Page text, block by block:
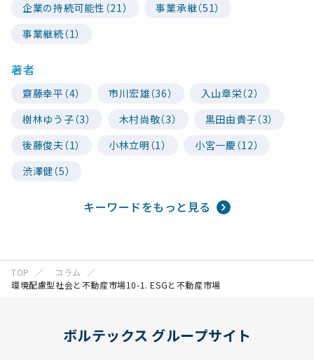
企業の持続可能性（21）
事業承継（51）
事業継続（1）
著者
齋藤幸平（4） 市川宏雄（36）
入山章栄（2）
樹林ゆう子（3）
木村尚敬（3）
黒田由貴子（3）
後藤俊夫（1）
小林立明（1）
小宮一慶（12）
渋澤健（5）
キーワードをもっと見る
TOP
コラム
環境配慮型社会と不動産市場10-1. ESGと不動産市場
ボルテックス グループサイト